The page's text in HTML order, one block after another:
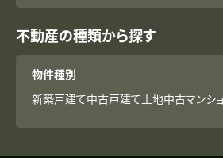
不動産の種類から探す
物件種別
新築戸建て中古戸建て土地中古マンシ